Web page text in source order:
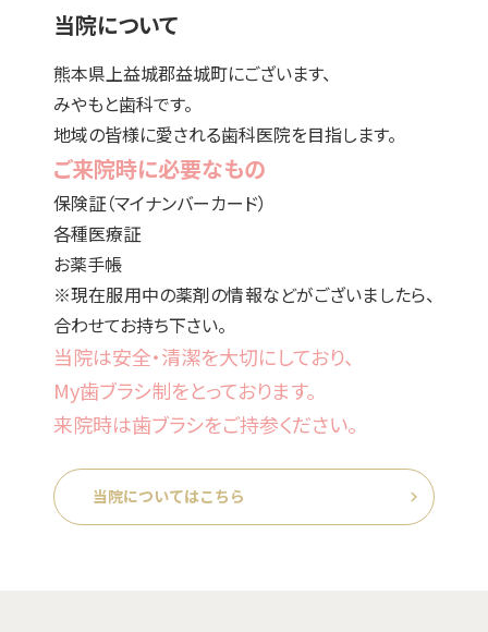
当院について
熊本県上益城郡益城町にございます、
みやもと歯科です。
地域の皆様に愛される歯科医院を目指します。
ご来院時に必要なもの
保険証（マイナンバーカード）
各種医療証
お薬手帳
※現在服用中の薬剤の情報などがございましたら、
合わせてお持ち下さい。
当院は安全・清潔を大切にしており、
My歯ブラシ制をとっております。
来院時は歯ブラシをご持参ください。
当院についてはこちら